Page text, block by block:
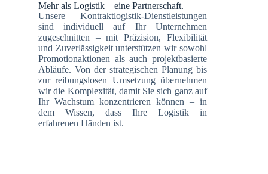
Mehr als Logistik – eine Partnerschaft.
Unsere Kontraktlogistik-Dienstleistungen
sind individuell auf Ihr Unternehmen
zugeschnitten – mit Präzision, Flexibilität
und Zuverlässigkeit unterstützen wir sowohl
Promotionaktionen als auch projektbasierte
Abläufe. Von der strategischen Planung bis
zur reibungslosen Umsetzung übernehmen
wir die Komplexität, damit Sie sich ganz auf
Ihr Wachstum konzentrieren können – in
dem Wissen, dass Ihre Logistik in
erfahrenen Händen ist.